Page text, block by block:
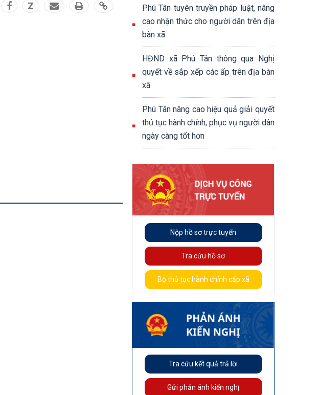
Z
Phú Tân tuyên truyền pháp luật, nâng
cao nhận thức cho người dân trên địa
bàn xã
HĐND xã Phú Tân thông qua Nghị
quyết về sắp xếp các ấp trên địa bàn
xã
Phú Tân nâng cao hiệu quả giải quyết
thủ tục hành chính, phục vụ người dân
ngày càng tốt hơn
Nộp hồ sơ trực tuyến
Tra cứu hồ sơ
Bộ thủ tục hành chính cấp xã
Tra cứu kết quả trả lời
Gửi phản ánh kiến nghị